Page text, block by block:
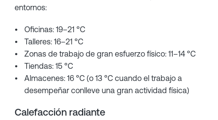
entornos:
Oficinas: 19–21 °C
Talleres: 16–21 °C
Zonas de trabajo de gran esfuerzo físico: 11–14 °C
Tiendas: 15 °C
Almacenes: 16 °C (o 13 °C cuando el trabajo a
desempeñar conlleve una gran actividad física)
Calefacción radiante